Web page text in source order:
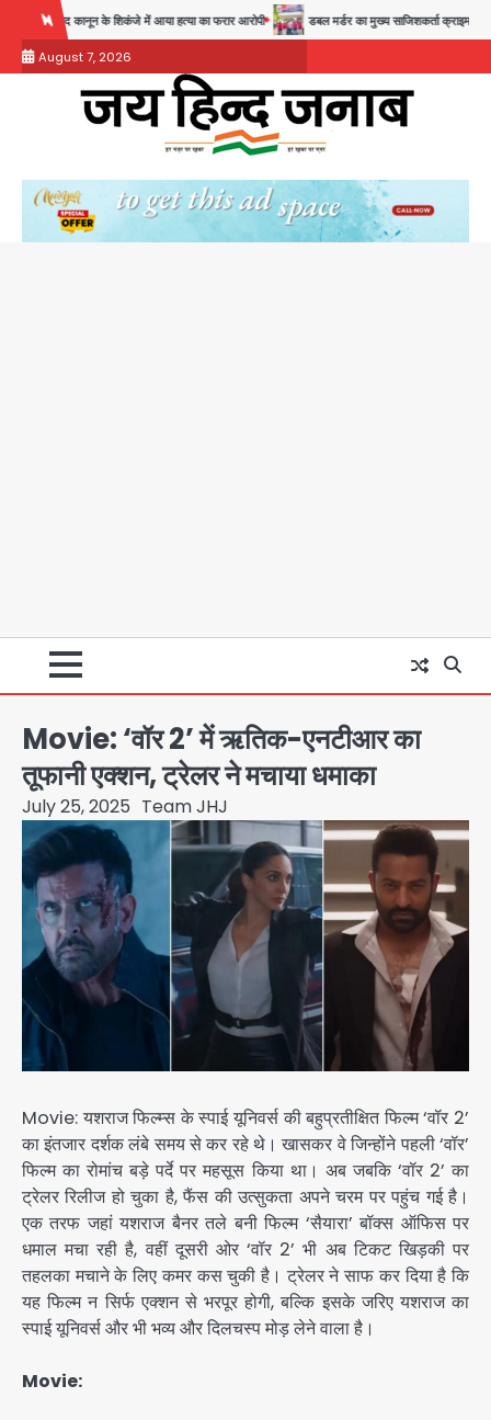
content
कानून के शिकंजे में आया हत्या का फरार आरोपी डबल मर्डर का मुख्य साजिशकर्ता क्राइम ब्रांच के हत्थे
August 7, 2026
Movie: ‘वॉर 2’ में ऋतिक-एनटीआर का
तूफानी एक्शन, ट्रेलर ने मचाया धमाका
July 25, 2025 Team JHJ
Movie: यशराज फिल्म्स के स्पाई यूनिवर्स की बहुप्रतीक्षित फिल्म ‘वॉर 2’
का इंतजार दर्शक लंबे समय से कर रहे थे। खासकर वे जिन्होंने पहली ‘वॉर’
फिल्म का रोमांच बड़े पर्दे पर महसूस किया था। अब जबकि ‘वॉर 2’ का
ट्रेलर रिलीज हो चुका है, फैंस की उत्सुकता अपने चरम पर पहुंच गई है।
एक तरफ जहां यशराज बैनर तले बनी फिल्म ‘सैयारा’ बॉक्स ऑफिस पर
धमाल मचा रही है, वहीं दूसरी ओर ‘वॉर 2’ भी अब टिकट खिड़की पर
तहलका मचाने के लिए कमर कस चुकी है। ट्रेलर ने साफ कर दिया है कि
यह फिल्म न सिर्फ एक्शन से भरपूर होगी, बल्कि इसके जरिए यशराज का
स्पाई यूनिवर्स और भी भव्य और दिलचस्प मोड़ लेने वाला है।
Movie: